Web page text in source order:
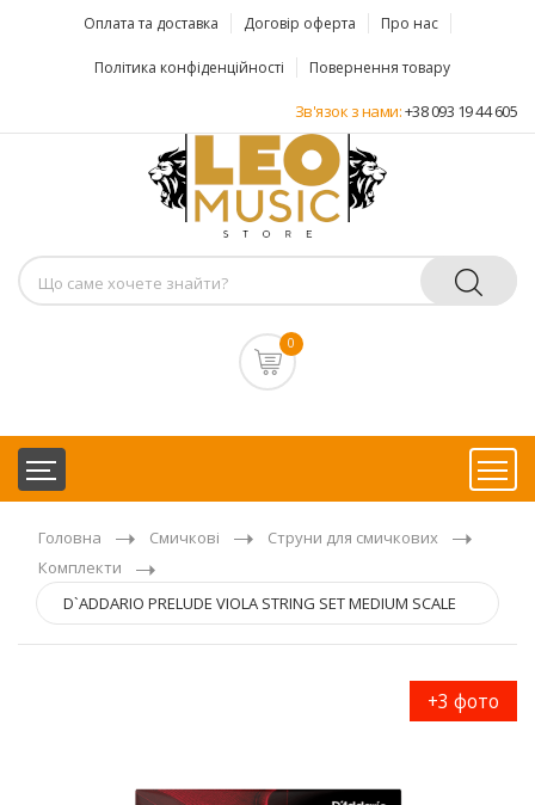
Оплата та доставка Договір оферта Про нас
Політика конфіденційності Повернення товару
Зв'язок з нами:+38 093 19 44 605
0
Головна Смичкові
Струни для смичкових
Комплекти
D`ADDARIO PRELUDE VIOLA STRING SET MEDIUM SCALE
MEDIUM TENSION
+3 фото